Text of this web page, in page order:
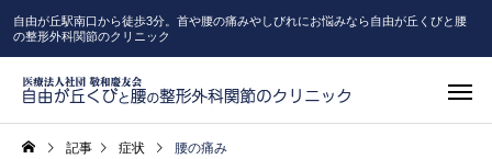
自由が丘駅南口から徒歩3分。首や腰の痛みやしびれにお悩みなら自由が丘くびと腰
の整形外科関節のクリニック
記事 症状 腰の痛み